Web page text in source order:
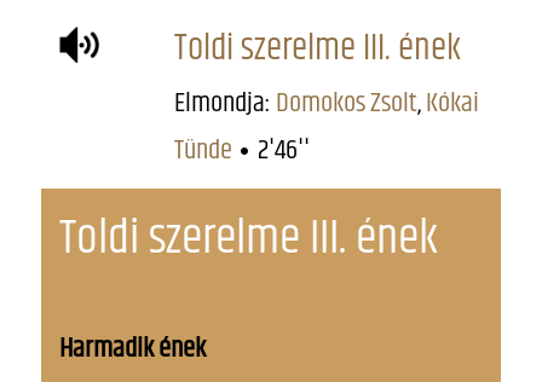
Toldi szerelme III. ének
Elmondja: Domokos Zsolt,Kókai
Tünde
2'46''
Toldi szerelme III. ének
Harmadik ének